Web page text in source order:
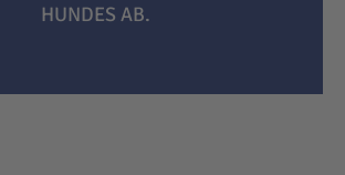
HUNDES AB.